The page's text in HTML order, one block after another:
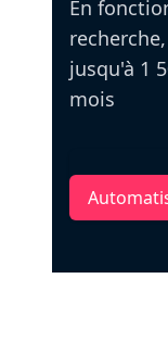
En
jusqu'à 1
mois